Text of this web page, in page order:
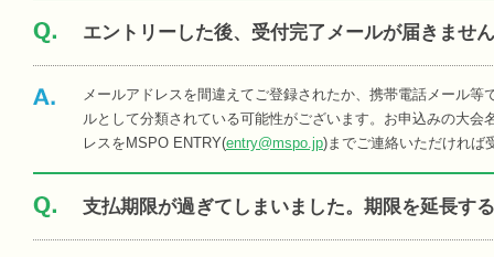
エントリーした後、受付完了メールが届きませ
メールアドレスを間違えてご登録されたか、携帯電話メール等
ルとして分類されている可能性がございます。お申込みの大会
レスをMSPO ENTRY(entry@mspo.jp)までご連絡いただければ
支払期限が過ぎてしまいました。期限を延長す